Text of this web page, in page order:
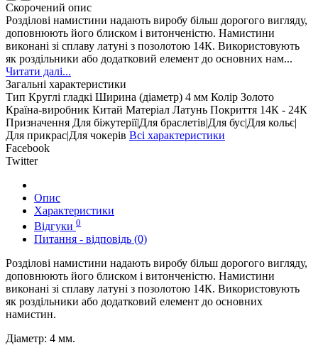
Скорочений опис
Розділові намистини надають виробу більш дорогого вигляду,
доповнюють його блиском і витонченістю. Намистини
виконані зі сплаву латуні з позолотою 14К. Використовують
як роздільники або додатковий елемент до основних нам...
Читати далі...
Загальні характеристики
Тип Круглі гладкі Ширина (діаметр) 4 мм Колір Золото
Країна-виробник Китай Матеріал Латунь Покриття 14К - 24К
Призначення Для біжутерії|Для браслетів|Для бус|Для кольє|
Для прикрас|Для чокерів Всі характеристики
Facebook
Twitter
Опис
Характеристики
Відгуки 0
Питання - відповідь (0)
Розділові намистини надають виробу більш дорогого вигляду,
доповнюють його блиском і витонченістю. Намистини
виконані зі сплаву латуні з позолотою 14К. Використовують
як роздільники або додатковий елемент до основних
намистин.
Діаметр: 4 мм.